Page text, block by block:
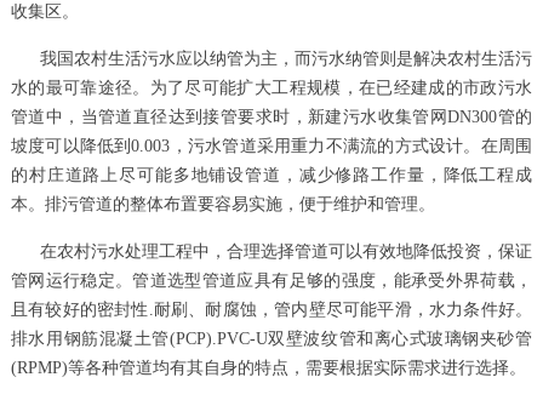
收集区。
我国农村生活污水应以纳管为主，而污水纳管则是解决农村生活污
水的最可靠途径。为了尽可能扩大工程规模，在已经建成的市政污水
管道中，当管道直径达到接管要求时，新建污水收集管网DN300管的
坡度可以降低到0.003，污水管道采用重力不满流的方式设计。在周围
的村庄道路上尽可能多地铺设管道，减少修路工作量，降低工程成
本。排污管道的整体布置要容易实施，便于维护和管理。
在农村污水处理工程中，合理选择管道可以有效地降低投资，保证
管网运行稳定。管道选型管道应具有足够的强度，能承受外界荷载，
且有较好的密封性.耐刷、耐腐蚀，管内壁尽可能平滑，水力条件好。
排水用钢筋混凝土管(PCP).PVC-U双壁波纹管和离心式玻璃钢夹砂管
(RPMP)等各种管道均有其自身的特点，需要根据实际需求进行选择。